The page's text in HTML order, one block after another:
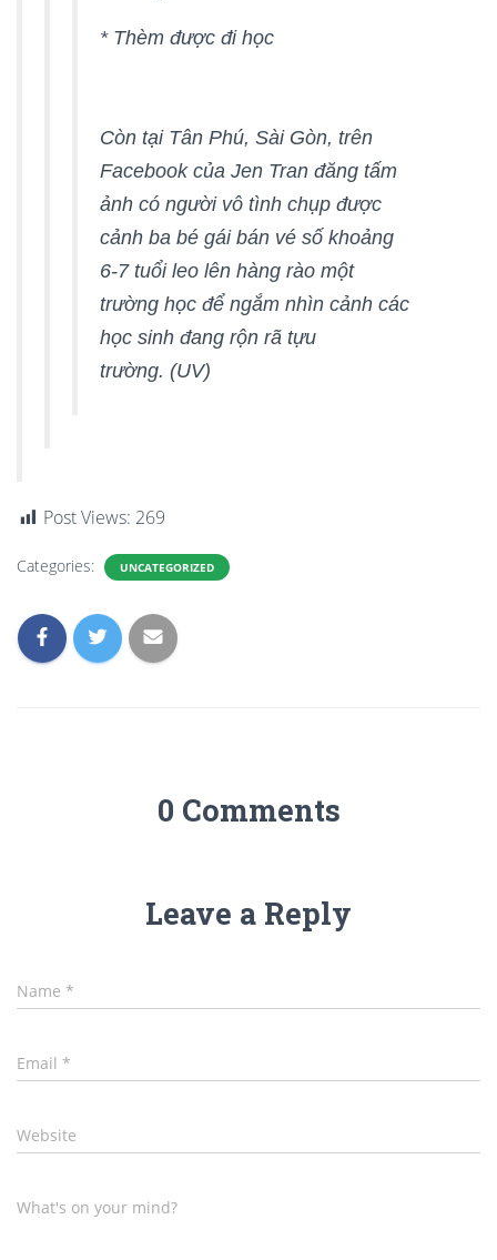
* Thèm được đi học
Còn tại Tân Phú, Sài Gòn, trên
Facebook của Jen Tran đăng tấm
ảnh có người vô tình chụp được
cảnh ba bé gái bán vé số khoảng
6-7 tuổi leo lên hàng rào một
trường học để ngắm nhìn cảnh các
học sinh đang rộn rã tựu
trường. (UV)
Post Views: 269
Categories: UNCATEGORIZED
0 Comments
Leave a Reply
Name *
Email *
Website
What's on your mind?